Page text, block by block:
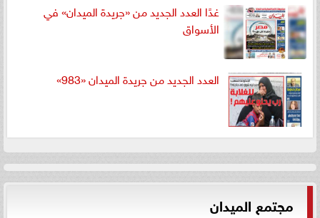
غدًا العدد الجديد من «جريدة الميدان» في
الأسواق
العدد الجديد من جريدة الميدان «983»
مجتمع الميدان